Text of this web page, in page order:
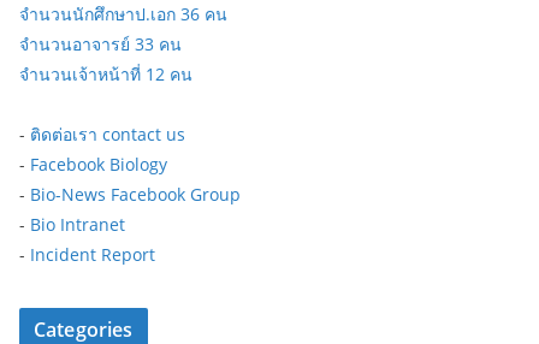
จำนวนนักศึกษาป.เอก 36 คน
จำนวนอาจารย์ 33 คน
จำนวนเจ้าหน้าที่ 12 คน
- ติดต่อเรา contact us
- Facebook Biology
- Bio-News Facebook Group
- Bio Intranet
- Incident Report
Categories